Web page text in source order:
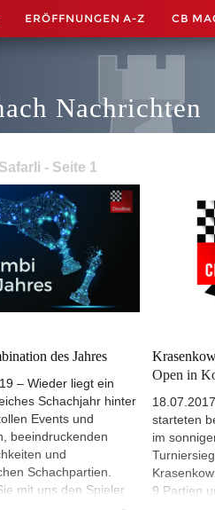
ERÖFFNUNGEN A-Z CB
Nachrichten
- Seite 1
des Jahres
– Wieder liegt ein
Schachjahr hinter
Events und
beeindruckenden
und
Schachpartien.
mit uns den Spieler
Open in
starteten
im
9 Partien